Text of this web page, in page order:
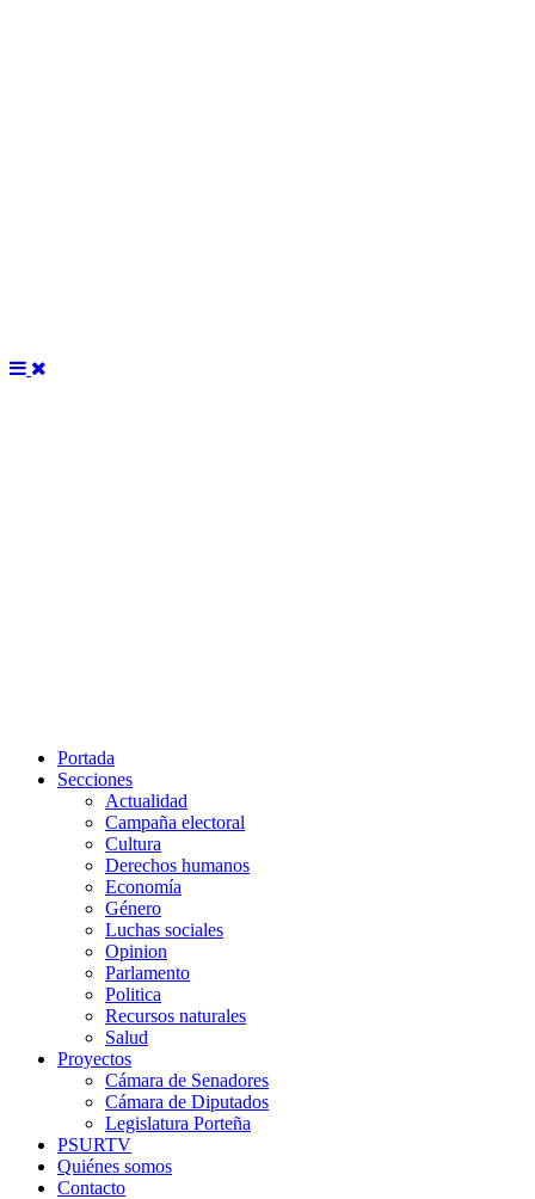
Portada
Secciones
Actualidad
Campaña electoral
Cultura
Derechos humanos
Economía
Género
Luchas sociales
Opinion
Parlamento
Politica
Recursos naturales
Salud
Proyectos
Cámara de Senadores
Cámara de Diputados
Legislatura Porteña
PSURTV
Quiénes somos
Contacto